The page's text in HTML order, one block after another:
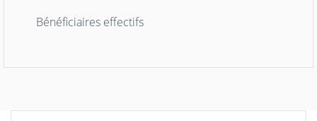
Bénéficiaires effectifs